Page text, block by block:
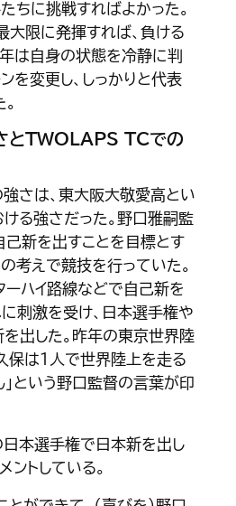
ちに挑戦すればよかった。
大限に発揮すれば、負ける
は自身の状態を冷静に判
を変更し、しっかりと代表
とTWOLAPS TCでの
さは、東大阪大敬愛高とい
る強さだった。野口雅嗣監
己新を出すことを目標とす
考えで競技を行っていた。
ーハイ路線などで自己新を
刺激を受け、日本選手権や
出した。昨年の東京世界陸
保は１人で世界陸上を走る
という野口監督の言葉が印
本選手権で日本新を出し
ントしている。